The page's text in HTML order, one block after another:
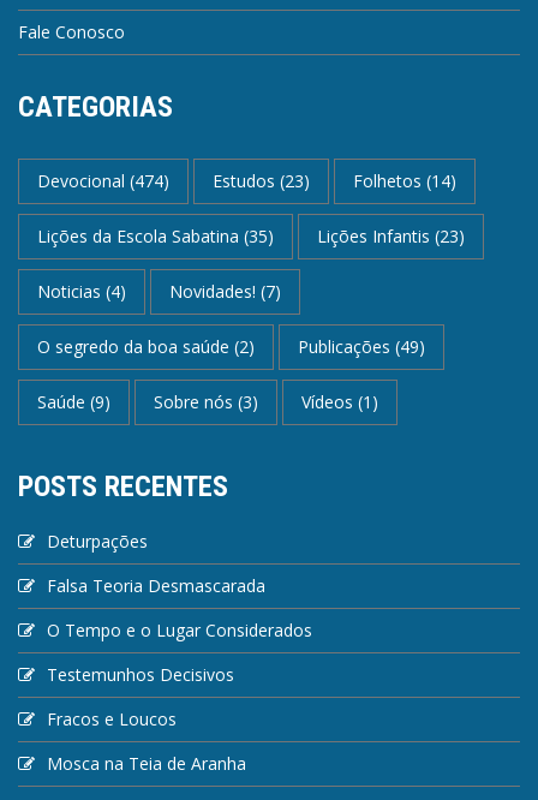
Fale Conosco
CATEGORIAS
Devocional (474) Estudos (23) Folhetos (14)
Lições da Escola Sabatina (35) Lições Infantis (23)
Noticias (4) Novidades! (7)
O segredo da boa saúde (2) Publicações (49)
Saúde (9) Sobre nós (3) Vídeos (1)
POSTS RECENTES
Deturpações
Falsa Teoria Desmascarada
O Tempo e o Lugar Considerados
Testemunhos Decisivos
Fracos e Loucos
Mosca na Teia de Aranha